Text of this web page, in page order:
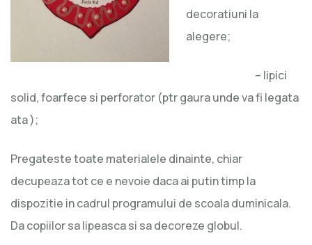
decoratiuni la
alegere;
– lipici
solid, foarfece si perforator (ptr gaura unde va fi legata
ata );
Pregateste toate materialele dinainte, chiar
decupeaza tot ce e nevoie daca ai putin timp la
dispozitie in cadrul programului de scoala duminicala.
Da copiilor sa lipeasca si sa decoreze globul.